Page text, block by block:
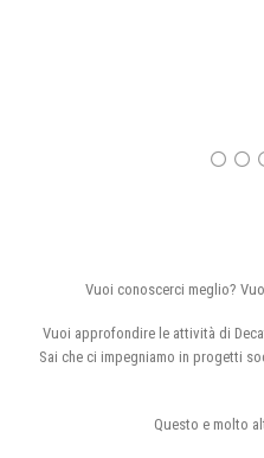
Vuoi conoscerci meglio?
Vuoi approfondire le attività di
Sai che ci impegniamo in progetti
Questo e molto